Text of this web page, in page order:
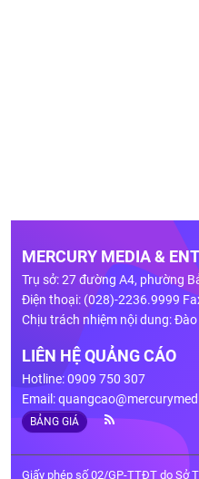
MERCURY MEDIA &
Trụ sở: 27 đường A4, phường
Điện thoại: (028)-2236.9999
Chịu trách nhiệm nội dung:
LIÊN HỆ QUẢNG CÁO
Hotline: 0909 750 307
Email:
BẢNG GIÁ
Giấy phép số 02/GP-TTĐT do Sở